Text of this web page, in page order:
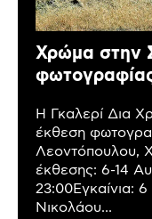
Χρώμα στην
Η Γκαλερί Δια
έκθεση
Λεοντόπουλου,
έκθεσης: 6-14
23:00Εγκαίνια:
Νικολάου...